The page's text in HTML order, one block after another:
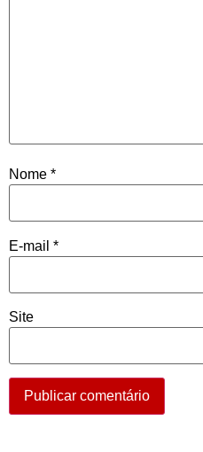
Nome *
E-mail *
Site